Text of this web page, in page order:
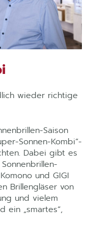
wieder richtige
Saison
Sonnen-Kombi“-
Dabei gibt es
und GIGI
Brillengläser von
und vielem
ein „smartes“,